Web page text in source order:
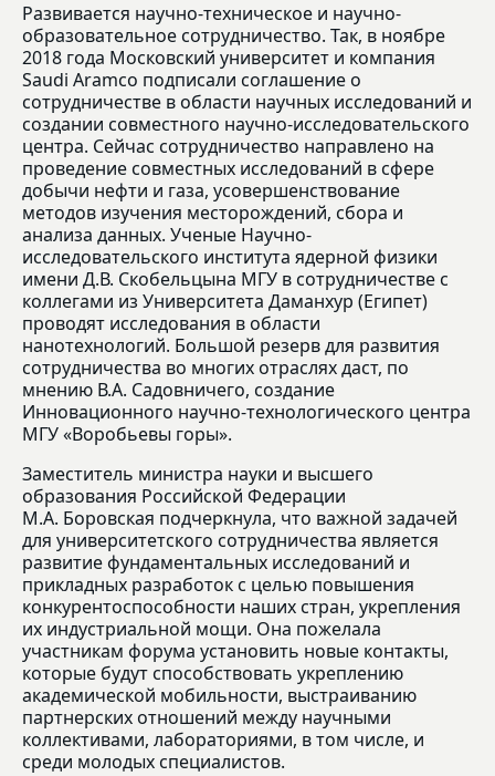
Развивается научно-техническое и научно-
образовательное сотрудничество. Так, в ноябре
2018 года Московский университет и компания
Saudi Aramco подписали соглашение о
сотрудничестве в области научных исследований и
создании совместного научно-исследовательского
центра. Сейчас сотрудничество направлено на
проведение совместных исследований в сфере
добычи нефти и газа, усовершенствование
методов изучения месторождений, сбора и
анализа данных. Ученые Научно-
исследовательского института ядерной физики
имени Д.В. Скобельцына МГУ в сотрудничестве с
коллегами из Университета Даманхур (Египет)
проводят исследования в области
нанотехнологий. Большой резерв для развития
сотрудничества во многих отраслях даст, по
мнению В.А. Садовничего, создание
Инновационного научно-технологического центра
МГУ «Воробьевы горы».
Заместитель министра науки и высшего
образования Российской Федерации
М.А. Боровская подчеркнула, что важной задачей
для университетского сотрудничества является
развитие фундаментальных исследований и
прикладных разработок с целью повышения
конкурентоспособности наших стран, укрепления
их индустриальной мощи. Она пожелала
участникам форума установить новые контакты,
которые будут способствовать укреплению
академической мобильности, выстраиванию
партнерских отношений между научными
коллективами, лабораториями, в том числе, и
среди молодых специалистов.